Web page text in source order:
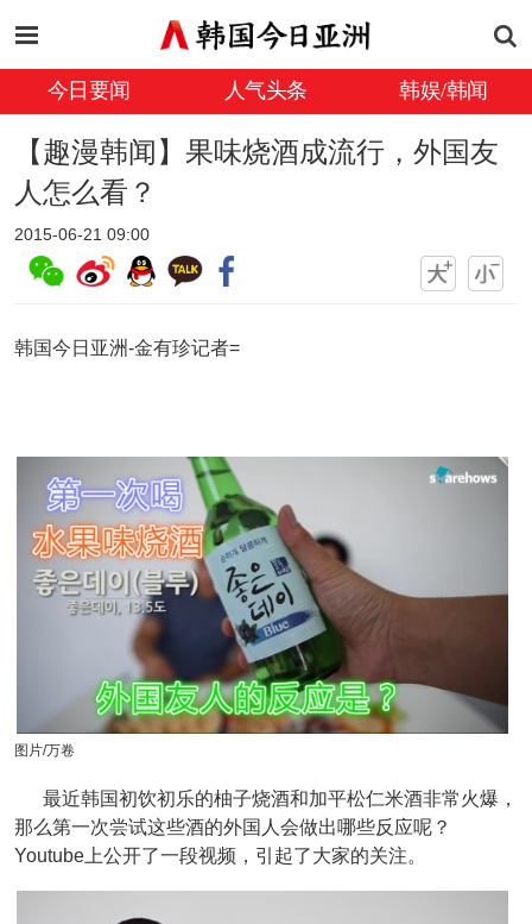
今日要闻 人气头条 韩娱/韩闻
【趣漫韩闻】果味烧酒成流行，外国友
人怎么看？
2015-06-21 09:00
韩国今日亚洲-金有珍记者=
图片/万卷
最近韩国初饮初乐的柚子烧酒和加平松仁米酒非常火爆，
那么第一次尝试这些酒的外国人会做出哪些反应呢？
Youtube上公开了一段视频，引起了大家的关注。